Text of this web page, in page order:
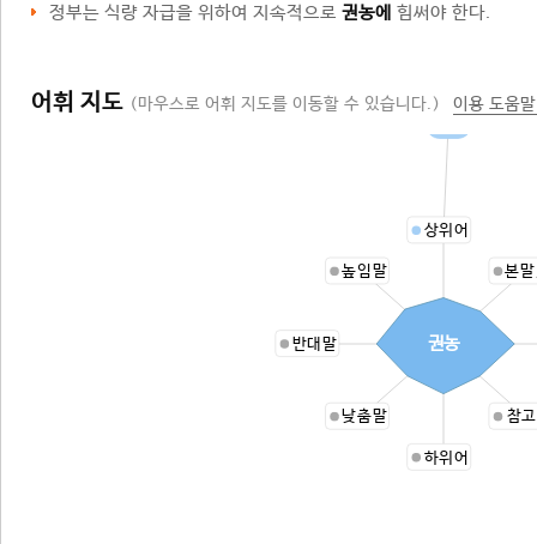
정부는 식량 자급을 위하여 지속적으로 권농에 힘써야 한다.
어휘 지도 (마우스로 어휘 지도를 이동할 수 있습니다.) 이용 도움
상위어
본
참
하위어
낮춤말
반대말
높임말
권농